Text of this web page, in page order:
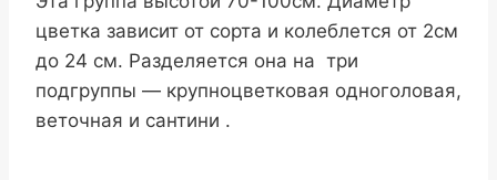
цветка зависит от сорта и колеблется от 2см
до 24 см. Разделяется она на три
подгруппы — крупноцветковая одноголовая,
веточная и сантини .